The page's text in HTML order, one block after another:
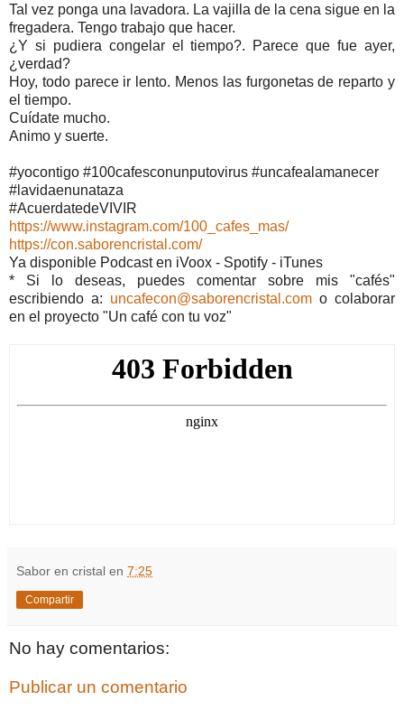
Tal vez ponga una lavadora. La vajilla de la cena sigue en la
fregadera. Tengo trabajo que hacer.
¿Y si pudiera congelar el tiempo?. Parece que fue ayer,
¿verdad?
Hoy, todo parece ir lento. Menos las furgonetas de reparto y
el tiempo.
Cuídate mucho.
Animo y suerte.
#yocontigo #100cafesconunputovirus #uncafealamanecer
#lavidaenunataza
#AcuerdatedeVIVIR
https://www.instagram.com/100_cafes_mas/
https://con.saborencristal.com/
Ya disponible Podcast en iVoox - Spotify - iTunes
* Si lo deseas, puedes comentar sobre mis "cafés"
escribiendo a: uncafecon@saborencristal.com o colaborar
en el proyecto "Un café con tu voz"
Sabor en cristal en 7:25
Compartir
No hay comentarios:
Publicar un comentario